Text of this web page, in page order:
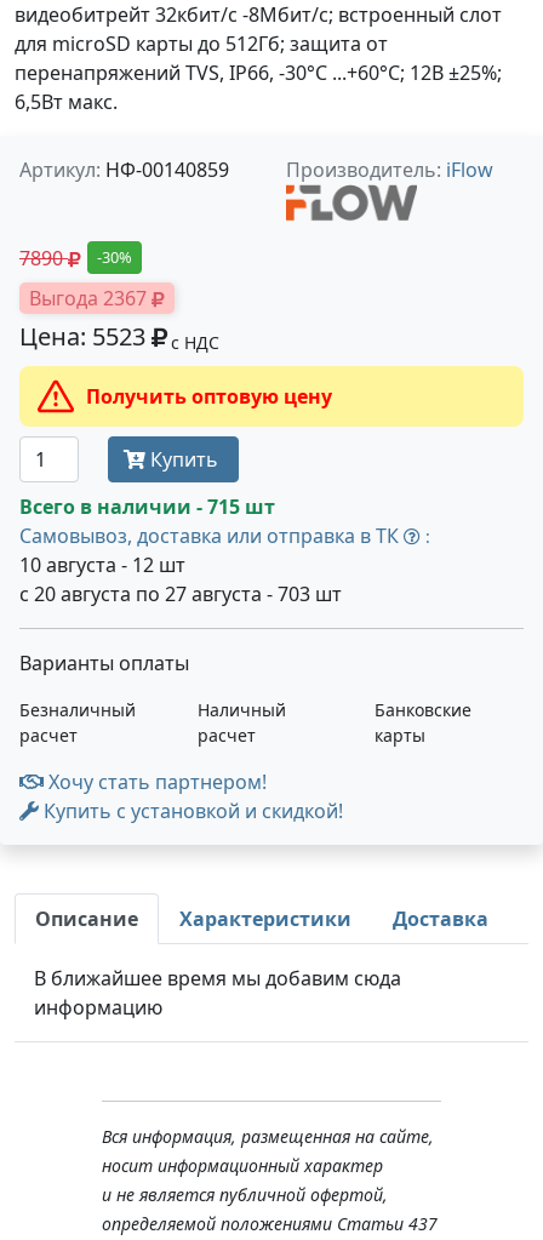
видеобитрейт 32кбит/с -8Мбит/с; встроенный слот
для microSD карты до 512Гб; защита от
перенапряжений TVS, IP66, -30°C ...+60°C; 12В ±25%;
6,5Вт макс.
Артикул: НФ-00140859 Производитель: iFlow
7890 -30%
Выгода 2367
Цена: 5523 с НДС
Получить оптовую цену
Купить
Всего в наличии - 715 шт
Самовывоз, доставка или отправка в ТК
:
10 августа - 12 шт
с 20 августа по 27 августа - 703 шт
Варианты оплаты
Безналичный
расчет
Наличный
расчет
Банковские
карты
Хочу стать партнером!
Купить с установкой и скидкой!
Описание Характеристики Доставка
В ближайшее время мы добавим сюда
информацию
Вся информация, размещенная на сайте,
носит информационный характер
и не является публичной офертой,
определяемой положениями Статьи 437